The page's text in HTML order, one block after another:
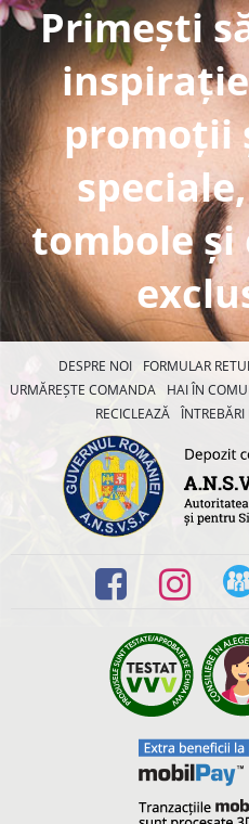
Primești
promoții
tombole
DESPRE NOI FORMULAR
URMĂREȘTE COMANDA
HAI ÎN
RECICLEAZĂ ÎNTREBĂRI